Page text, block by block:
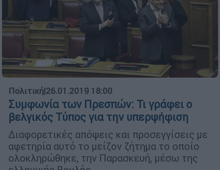
Πολιτική|26.01.2019 18:00
Συμφωνία των Πρεσπών: Τι γράφει ο
βελγικός Τύπος για την υπερψήφιση
Διαφορετικές απόψεις και προσεγγίσεις με
αφετηρία αυτό το μείζον ζήτημα το οποίο
ολοκληρώθηκε, την Παρασκευή, μέσω της